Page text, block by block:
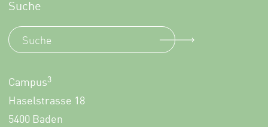
Suche
Campus3
Haselstrasse 18
5400 Baden